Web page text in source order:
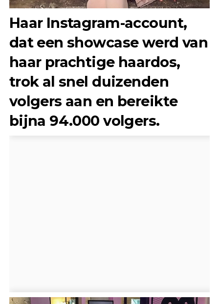
Haar Instagram-account,
dat een showcase werd van
haar prachtige haardos,
trok al snel duizenden
volgers aan en bereikte
bijna 94.000 volgers.